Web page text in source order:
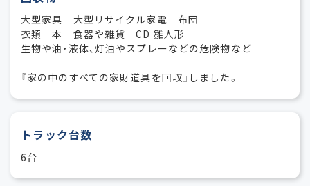
大型家具 大型リサイクル家電 布団
衣類 本 食器や雑貨 CD 雛人形
生物や油・液体、灯油やスプレーなどの危険物など
『家の中のすべての家財道具を回収』しました。
トラック台数
6台